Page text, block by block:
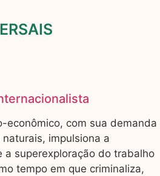
econômico, com sua demanda
impulsiona a
a superexploração do trabalho
tempo em que criminaliza,